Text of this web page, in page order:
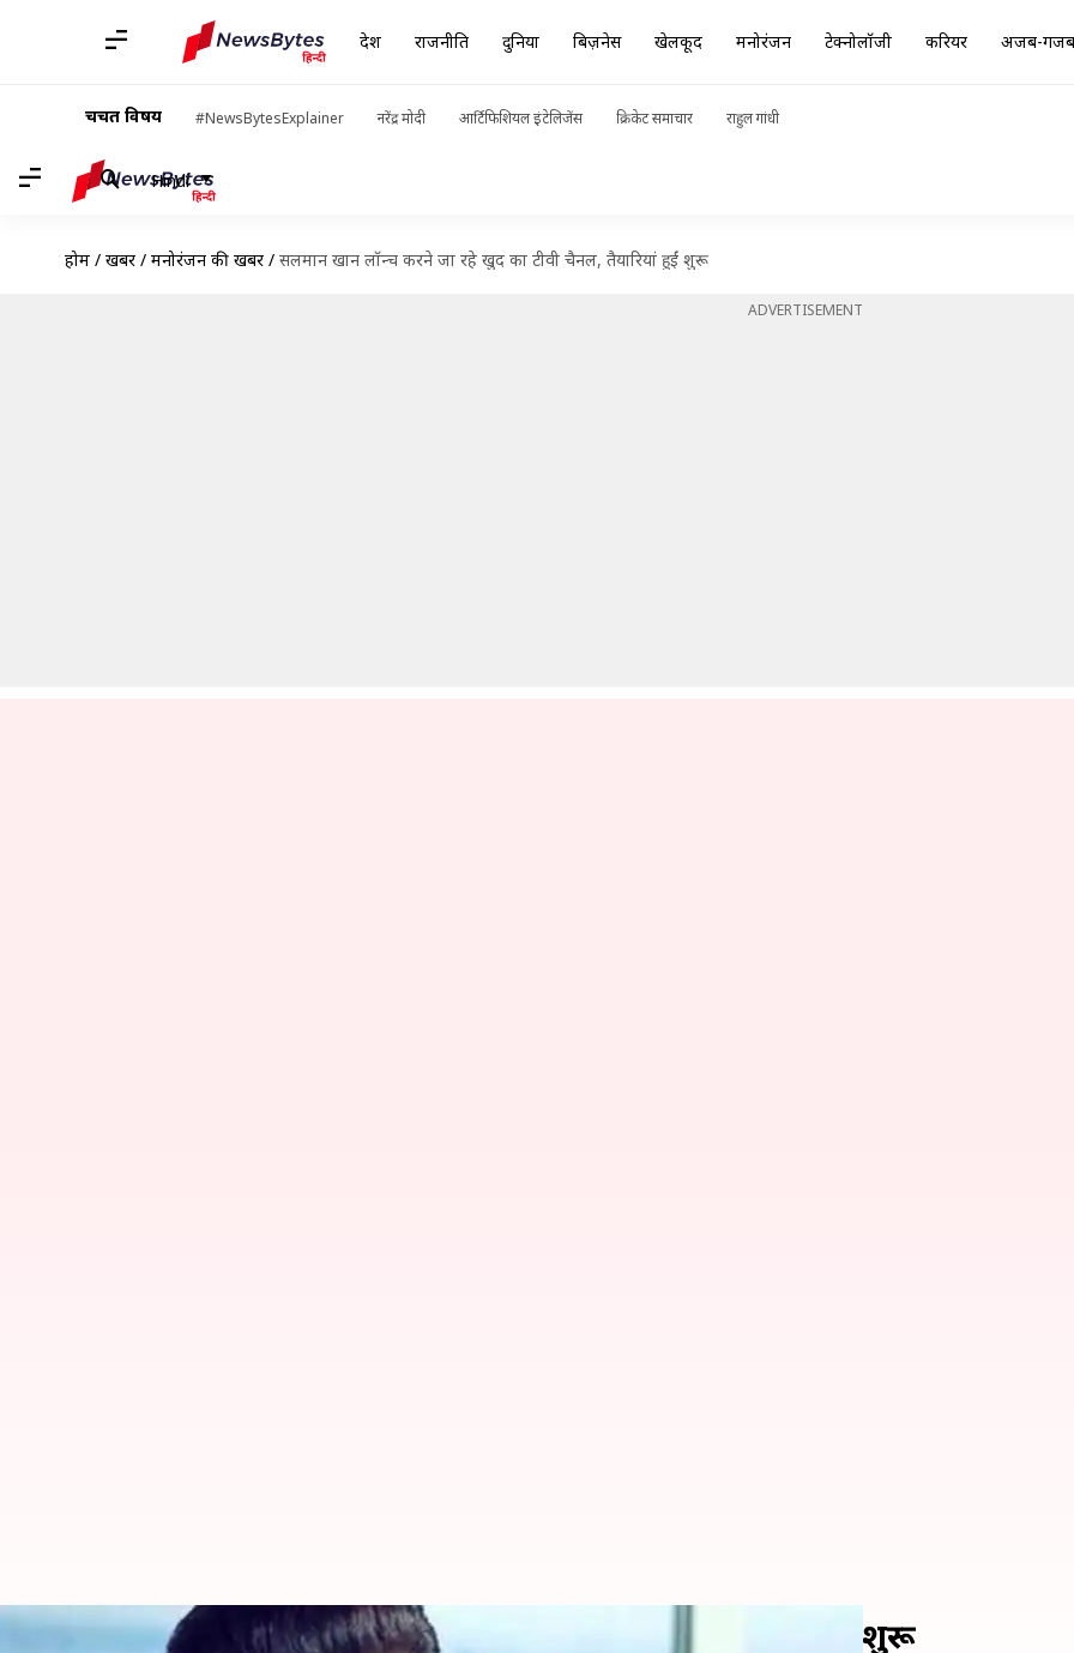
देश राजनीति दुनिया बिज़नेस खेलकूद मनोरंजन टेक्नोलॉजी करियर अजब-गजब
चर्चित विषय #NewsBytesExplainer नरेंद्र मोदी आर्टिफिशियल इंटेलिजेंस क्रिकेट समाचार राहुल गांधी
Hindi
होम / खबरें / मनोरंजन की खबरें / सलमान खान लॉन्च करने जा रहे खुद का टीवी चैनल, तैयारियां हुईं शुरू
ADVERTISEMENT
सलमान खान लॉन्च करने जा रहे खुद का टीवी चैनल, तैयारियां हुईं शुरू